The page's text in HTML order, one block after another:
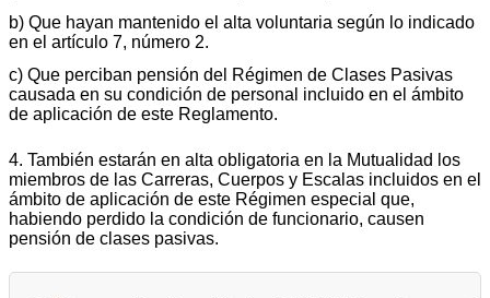
b) Que hayan mantenido el alta voluntaria según lo indicado
en el artículo 7, número 2.
c) Que perciban pensión del Régimen de Clases Pasivas
causada en su condición de personal incluido en el ámbito
de aplicación de este Reglamento.
4. También estarán en alta obligatoria en la Mutualidad los
miembros de las Carreras, Cuerpos y Escalas incluidos en el
ámbito de aplicación de este Régimen especial que,
habiendo perdido la condición de funcionario, causen
pensión de clases pasivas.